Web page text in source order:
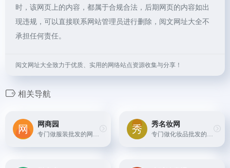
时，该网页上的内容，都属于合规合法，后期网页的内容如出
现违规，可以直接联系网站管理员进行删除，阅文网址大全不
承担任何责任。
阅文网址大全致力于优质、实用的网络站点资源收集与分享！
相关导航
网商园
专门做服装批发的网站，提供各种服装的批发和采购服务
秀名妆网
专门做化妆品批发的网站，提供各种国内外知名品牌的化妆品产品